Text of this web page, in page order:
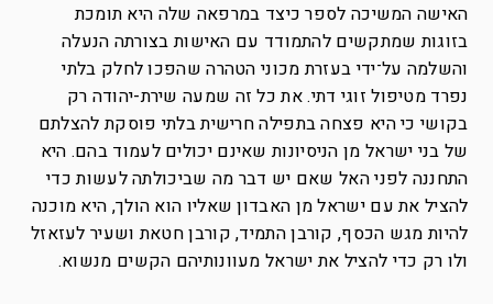
האישה המשיכה לספר כיצד במרפאה שלה היא תומכת
בזוגות שמתקשים להתמודד עם האישות בצורתה הנעלה
והשלמה על־ידי בעזרת מכוני הטהרה שהפכו לחלק בלתי
נפרד מטיפול זוגי דתי. את כל זה שמעה שירת-יהודה רק
בקושי כי היא פצחה בתפילה חרישית בלתי פוסקת להצלתם
של בני ישראל מן הניסיונות שאינם יכולים לעמוד בהם. היא
התחננה לפני האל שאם יש דבר מה שביכולתה לעשות כדי
להציל את עם ישראל מן האבדון שאליו הוא הולך, היא מוכנה
להיות מגש הכסף, קורבן התמיד, קורבן חטאת ושעיר לעזאזל
ולו רק כדי להציל את ישראל מעוונותיהם הקשים מנשוא.